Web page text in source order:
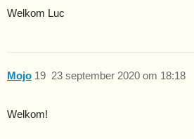
Welkom Luc
Mojo 23 september 2020 om 18:18
19
Welkom!